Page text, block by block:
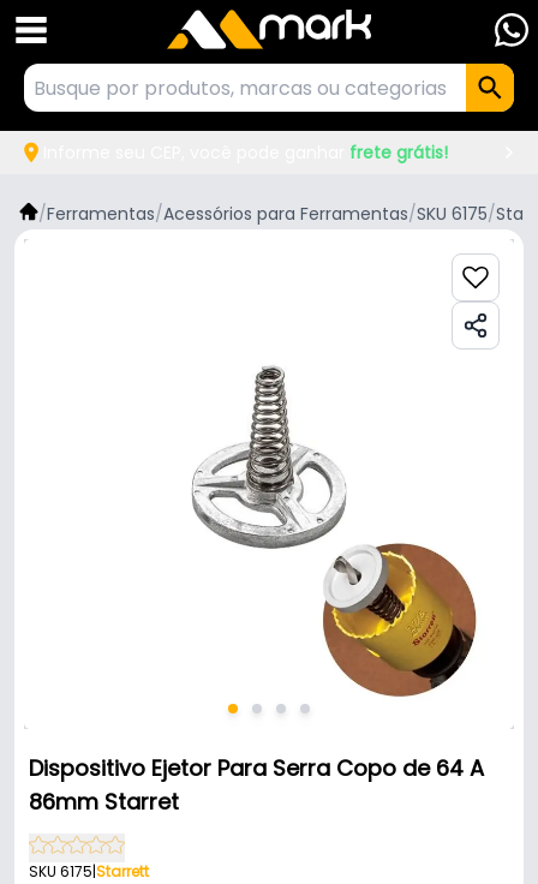
frete grátis!
/Ferramentas/Acessórios para Ferramentas/SKU 6175/
Dispositivo Ejetor Para Serra Copo de 64 A
86mm Starret
SKU 6175|Starrett